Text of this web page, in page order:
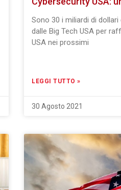
Sono 30 i miliardi di
dalle Big Tech USA per
USA nei prossimi
LEGGI TUTTO »
30 Agosto 2021